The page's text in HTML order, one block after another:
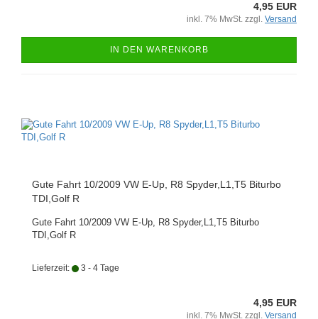
4,95 EUR
inkl. 7% MwSt. zzgl. Versand
IN DEN WARENKORB
Gute Fahrt 10/2009 VW E-Up, R8 Spyder,L1,T5 Biturbo
TDI,Golf R
Gute Fahrt 10/2009 VW E-Up, R8 Spyder,L1,T5 Biturbo
TDI,Golf R
Lieferzeit: 3 - 4 Tage
4,95 EUR
inkl. 7% MwSt. zzgl. Versand